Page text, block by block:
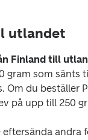
utlandet
Finland till
gram som sänts
Om du beställer
på upp till 250
andra